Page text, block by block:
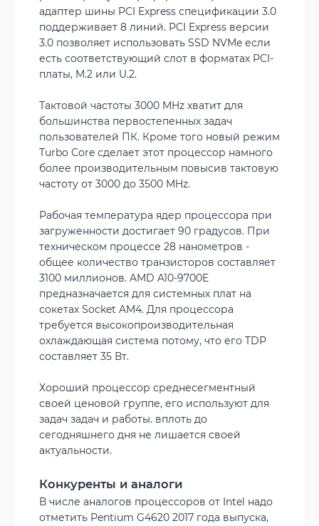
адаптер шины PCI Express спецификации 3.0
поддерживает 8 линий. PCI Express версии
3.0 позволяет использовать SSD NVMe если
есть соответствующий слот в форматах PCI-
платы, M.2 или U.2.
Тактовой частоты 3000 MHz хватит для
большинства первостепенных задач
пользователей ПК. Кроме того новый режим
Turbo Core сделает этот процессор намного
более производительным повысив тактовую
частоту от 3000 до 3500 MHz.
Рабочая температура ядер процессора при
загруженности достигает 90 градусов. При
техническом процессе 28 нанометров -
общее количество транзисторов составляет
3100 миллионов. AMD A10-9700E
предназначается для системных плат на
сокетах Socket AM4. Для процессора
требуется высокопроизводительная
охлаждающая система потому, что его TDP
составляет 35 Вт.
Хороший процессор среднесегментный
своей ценовой группе, его используют для
задач задач и работы. вплоть до
сегодняшнего дня не лишается своей
актуальности.
Конкуренты и аналоги
В числе аналогов процессоров от Intel надо
отметить Pentium G4620 2017 года выпуска,